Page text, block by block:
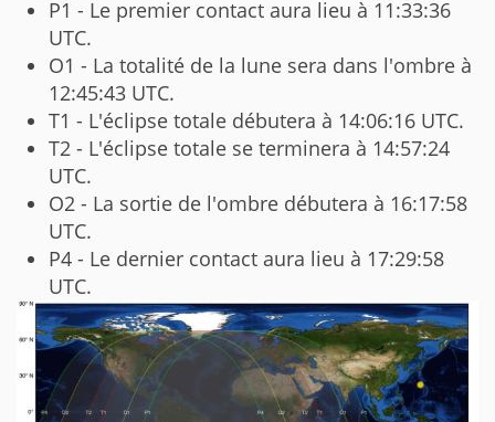
P1 - Le premier contact aura lieu à 11:33:36
UTC.
O1 - La totalité de la lune sera dans l'ombre à
12:45:43 UTC.
T1 - L'éclipse totale débutera à 14:06:16 UTC.
T2 - L'éclipse totale se terminera à 14:57:24
UTC.
O2 - La sortie de l'ombre débutera à 16:17:58
UTC.
P4 - Le dernier contact aura lieu à 17:29:58
UTC.